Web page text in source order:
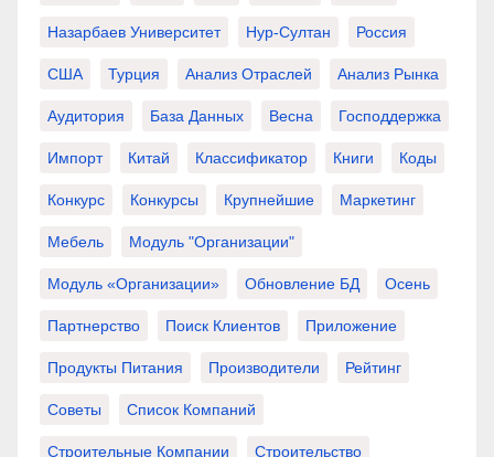
Назарбаев Университет Нур-Султан Россия
США Турция Анализ Отраслей Анализ Рынка
Аудитория База Данных Весна Господдержка
Импорт Китай Классификатор Книги Коды
Конкурс Конкурсы Крупнейшие Маркетинг
Мебель Модуль "Организации"
Модуль «Организации» Обновление БД Осень
Партнерство Поиск Клиентов Приложение
Продукты Питания Производители Рейтинг
Советы Список Компаний
Строительные Компании Строительство